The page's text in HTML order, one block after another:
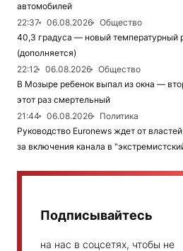
автомобилей
22:37
06.08.2026
Общество
40,3 градуса — новый температурный
(дополняется)
22:12
06.08.2026
Общество
В Мозыре ребенок выпал из окна —
этот раз смертельный
21:44
06.08.2026
Политика
Руководство Euronews ждет от
за включения канала в
Подписывайтесь
на нас в соцсетях, чтобы не